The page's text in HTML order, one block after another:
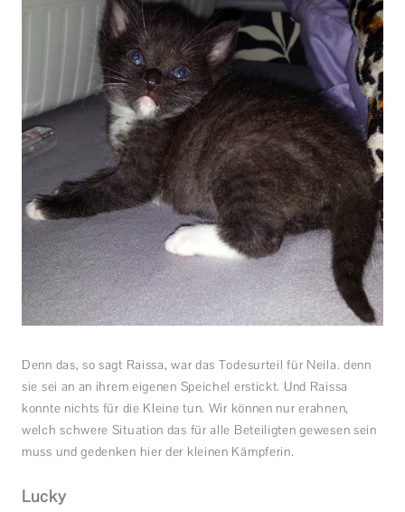
Denn das, so sagt Raissa, war das Todesurteil für Neila. denn
sie sei an an ihrem eigenen Speichel erstickt. Und Raissa
konnte nichts für die Kleine tun. Wir können nur erahnen,
welch schwere Situation das für alle Beteiligten gewesen sein
muss und gedenken hier der kleinen Kämpferin.
Lucky